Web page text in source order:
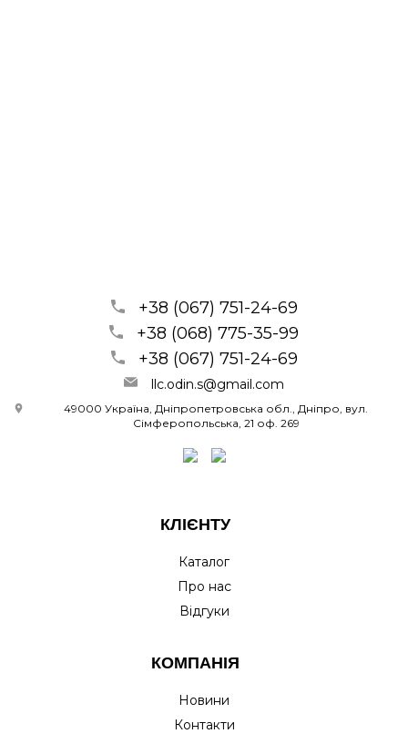
+38 (067) 751-24-69
+38 (068) 775-35-99
+38 (067) 751-24-69
llc.odin.s@gmail.com
49000 Україна, Дніпропетровська обл., Дніпро, вул.
Сімферопольська, 21 оф. 269
КЛІЄНТУ
Каталог
Про нас
Відгуки
КОМПАНІЯ
Новини
Контакти